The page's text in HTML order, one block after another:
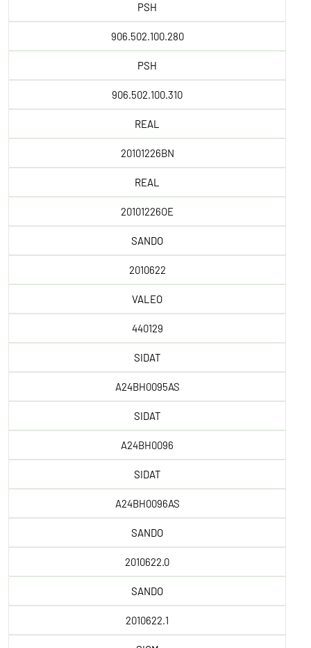
PSH
906.502.100.280
PSH
906.502.100.310
REAL
20101226BN
REAL
20101226OE
SANDO
2010622
VALEO
440129
SIDAT
A24BH0095AS
SIDAT
A24BH0096
SIDAT
A24BH0096AS
SANDO
2010622.0
SANDO
2010622.1